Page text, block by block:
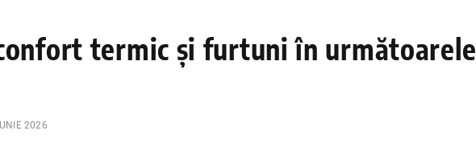
termic și furtuni în următoarele
2026